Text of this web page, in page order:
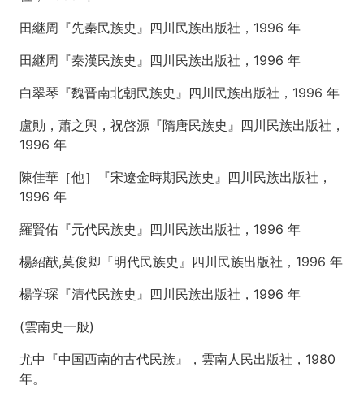
西
夷
「発
と
南
社
会
成
第
回
秦
漢〜
魏
晋
田継周『先秦民族史』四川民族出版社，1996 年
田継周『秦漢民族史』四川民族出版社，1996 年
白翠琴『魏晋南北朝民族史』四川民族出版社，1996 年
盧勛，蕭之興，祝啓源『隋唐民族史』四川民族出版社，
1996 年
陳佳華［他］『宋遼金時期民族史』四川民族出版社，
1996 年
羅賢佑『元代民族史』四川民族出版社，1996 年
楊紹猷,莫俊卿『明代民族史』四川民族出版社，1996 年
楊学琛『清代民族史』四川民族出版社，1996 年
(雲南史一般)
尤中『中国西南的古代民族』，雲南人民出版社，1980
年。